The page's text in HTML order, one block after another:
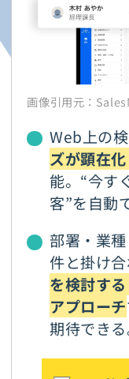
画像引用元：
Web上の
ズが顕在
能。“今す
客”を自動
部署・業
件と掛け
を検討す
アプローチ
期待できる